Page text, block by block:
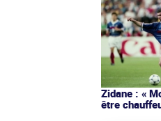
Zidane : «
être